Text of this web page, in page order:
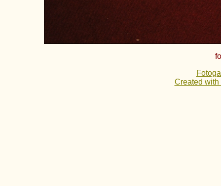
Created with